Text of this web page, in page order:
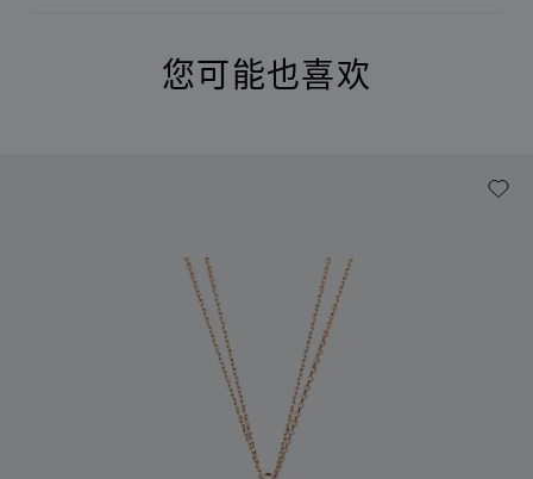
您可能也喜欢